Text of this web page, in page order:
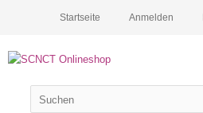
Anmelden
Startseite